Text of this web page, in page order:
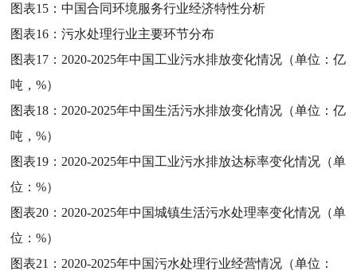
图表15：中国合同环境服务行业经济特性分析
图表16：污水处理行业主要环节分布
图表17： 2020-2025年中国工业污水排放变化情况（单位：亿
吨，%）
图表18： 2020-2025年中国生活污水排放变化情况（单位：亿
吨，%）
图表19： 2020-2025年中国工业污水排放达标率变化情况（单
位：%）
图表20： 2020-2025年中国城镇生活污水处理率变化情况（单
位：%）
图表21： 2020-2025年中国污水处理行业经营情况（单位：